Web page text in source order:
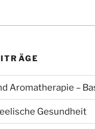
Aromatherapie –
Gesundheit